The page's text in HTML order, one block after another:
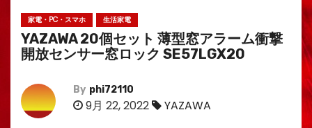
家電・PC・スマホ 生活家電
YAZAWA 20個セット 薄型窓アラーム衝撃
開放センサー窓ロック SE57LGX20
By phi72110
9月 22, 2022 YAZAWA